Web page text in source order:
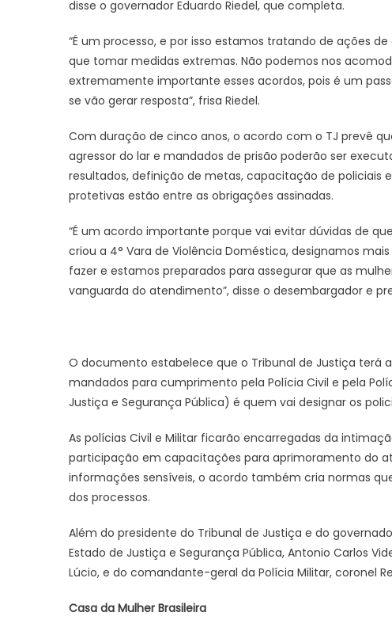
disse o governador Eduardo Riedel, que completa.
“É um processo, e por isso estamos tratando de ações
que tomar medidas extremas. Não podemos nos
extremamente importante esses acordos, pois é um
se vão gerar resposta”, frisa Riedel.
Com duração de cinco anos, o acordo com o TJ prevê
agressor do lar e mandados de prisão poderão ser
resultados, definição de metas, capacitação de policiais
protetivas estão entre as obrigações assinadas.
“É um acordo importante porque vai evitar dúvidas de
criou a 4° Vara de Violência Doméstica, designamos
fazer e estamos preparados para assegurar que as
vanguarda do atendimento”, disse o desembargador e
O documento estabelece que o Tribunal de Justiça terá
mandados para cumprimento pela Polícia Civil e pela
Justiça e Segurança Pública) é quem vai designar os
As polícias Civil e Militar ficarão encarregadas da
participação em capacitações para aprimoramento do
informações sensíveis, o acordo também cria normas
dos processos.
Além do presidente do Tribunal de Justiça e do
Estado de Justiça e Segurança Pública, Antonio Carlos
Lúcio, e do comandante-geral da Polícia Militar, coronel
Casa da Mulher Brasileira